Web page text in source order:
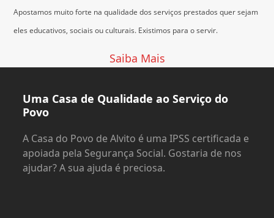
Apostamos muito forte na qualidade dos serviços prestados quer sejam
eles educativos, sociais ou culturais. Existimos para o servir.
Saiba Mais
Uma Casa de Qualidade ao Serviço do
Povo
A Casa do Povo de Alvito é uma IPSS certificada e
apoiada pela Segurança Social. Gostaria de nos
ajudar? A sua ajuda é preciosa.